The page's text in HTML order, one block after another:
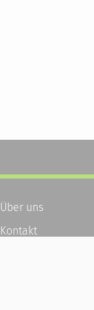
Über uns
Kontakt